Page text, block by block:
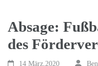
Absage:
des
14 März,2020